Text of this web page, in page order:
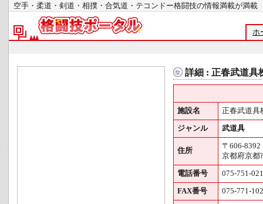
空手・柔道・剣道・相撲・合気道・テコンドー格闘技の情報満載が
ホ
詳細 : 正春武道具
施設名 正春武道具
ジャンル 武道具
住所
〒606-8392
京都府京都
電話番号 075-751-
FAX番号 075-771-